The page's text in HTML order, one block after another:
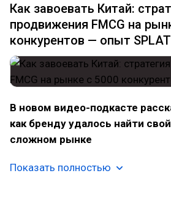
Как завоевать Китай:
продвижения FMCG на
конкурентов — опыт SPLAT
В новом видео-подкасте
как бренду удалось найти
сложном рынке
Показать полностью